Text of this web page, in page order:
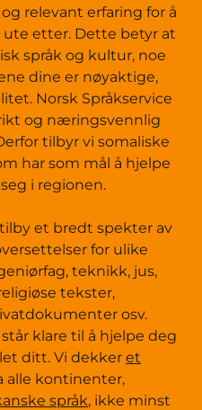
relevant erfaring for å
etter. Dette betyr at
språk og kultur, noe
dine er nøyaktige,
Norsk Språkservice
og næringsvennlig
tilbyr vi somaliske
har som mål å hjelpe
i regionen.
et bredt spekter av
for ulike
teknikk, jus,
tekster,
osv.
klare til å hjelpe deg
ditt. Vi dekker et
alle kontinenter,
språk, ikke minst